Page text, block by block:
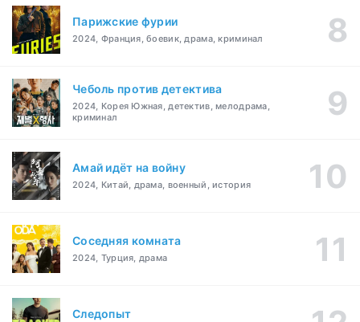
Парижские фурии
2024, Франция, боевик, драма, криминал
Чеболь против детектива
2024, Корея Южная, детектив, мелодрама,
криминал
Амай идёт на войну
2024, Китай, драма, военный, история
Соседняя комната
2024, Турция, драма
Следопыт